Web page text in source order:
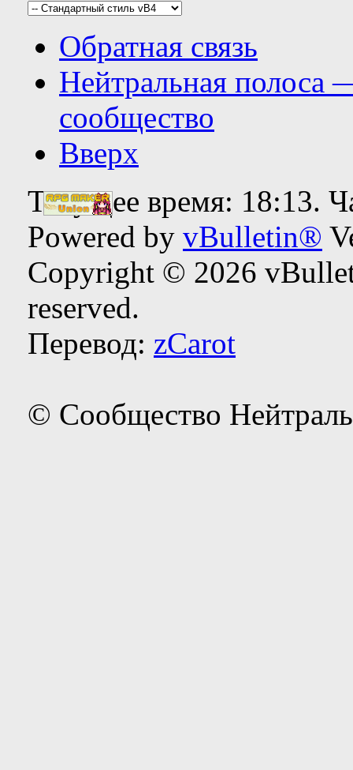
Обратная связь
Нейтральная полоса
сообщество
Вверх
Текущее время: 18:13.
Powered by vBulletin®
Copyright © 2026
reserved.
Перевод: zCarot
© Сообщество